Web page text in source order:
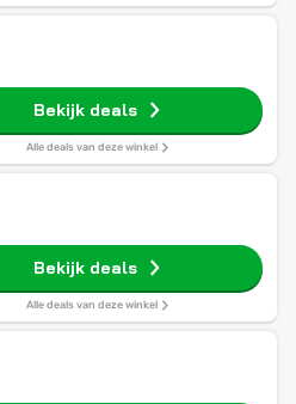
Bekijk deals
Alle deals van deze winkel
Bekijk deals
Alle deals van deze winkel